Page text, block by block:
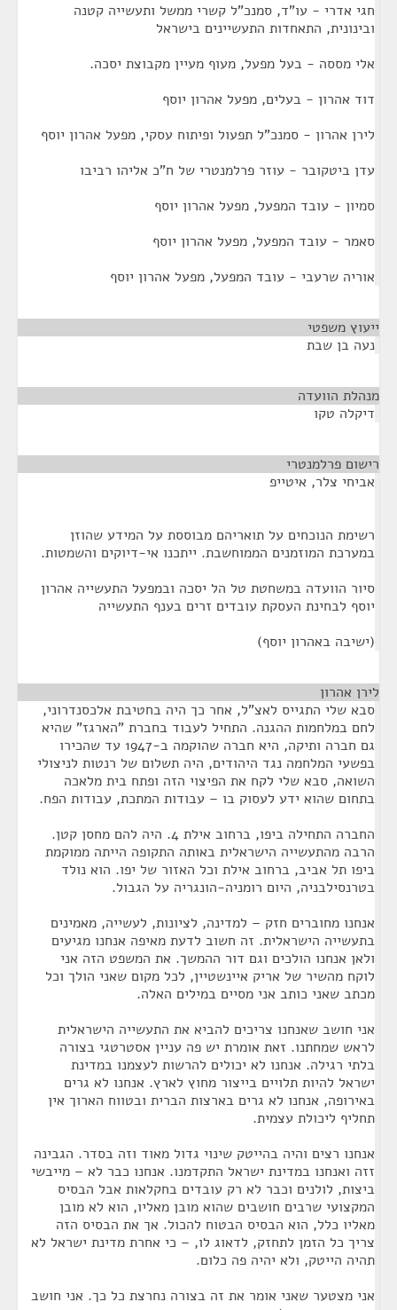
חגי אדרי - עו"ד, סמנכ"ל קשרי ממשל ותעשייה קטנה
ובינונית, התאחדות התעשיינים בישראל
אלי מססה - בעל מפעל, מעוף מעיין מקבוצת יסכה.
דוד אהרון - בעלים, מפעל אהרון יוסף
לירן אהרון - סמנכ"ל תפעול ופיתוח עסקי, מפעל אהרון יוסף
עדן ביטקובר - עוזר פרלמנטרי של ח"כ אליהו רביבו
סמיון - עובד המפעל, מפעל אהרון יוסף
סאמר - עובד המפעל, מפעל אהרון יוסף
אוריה שרעבי - עובד המפעל, מפעל אהרון יוסף
ייעוץ משפטי
נעה בן שבת
מנהלת הוועדה
דיקלה טקו
רישום פרלמנטרי
אביחי צלר, איטייפ
רשימת הנוכחים על תואריהם מבוססת על המידע שהוזן
במערכת המוזמנים הממוחשבת. ייתכנו אי-דיוקים והשמטות.
סיור הוועדה במשחטת טל הל יסכה ובמפעל התעשייה אהרון
יוסף לבחינת העסקת עובדים זרים בענף התעשייה
(ישיבה באהרון יוסף)
לירן אהרון
סבא שלי התגייס לאצ"ל, אחר כך היה בחטיבת אלכסנדרוני,
לחם במלחמות ההגנה. התחיל לעבוד בחברת "הארגז" שהיא
גם חברה ותיקה, היא חברה שהוקמה ב-1947 עד שהכירו
בפשעי המלחמה נגד היהודים, היה תשלום של רנטות לניצולי
השואה, סבא שלי לקח את הפיצוי הזה ופתח בית מלאכה
בתחום שהוא ידע לעסוק בו – עבודות המתכת, עבודות הפח.
החברה התחילה ביפו, ברחוב אילת 4. היה להם מחסן קטן.
הרבה מהתעשייה הישראלית באותה התקופה הייתה ממוקמת
ביפו תל אביב, ברחוב אילת וכל האזור של יפו. הוא נולד
בטרנסילבניה, היום רומניה-הונגריה על הגבול.
אנחנו מחוברים חזק – למדינה, לציונות, לעשייה, מאמינים
בתעשייה הישראלית. זה חשוב לדעת מאיפה אנחנו מגיעים
ולאן אנחנו הולכים וגם דור ההמשך. את המשפט הזה אני
לוקח מהשיר של אריק איינשטיין, לכל מקום שאני הולך וכל
מכתב שאני כותב אני מסיים במילים האלה.
אני חושב שאנחנו צריכים להביא את התעשייה הישראלית
לראש שמחתנו. זאת אומרת יש פה עניין אסטרטגי בצורה
בלתי רגילה. אנחנו לא יכולים להרשות לעצמנו במדינת
ישראל להיות תלויים בייצור מחוץ לארץ. אנחנו לא גרים
באירופה, אנחנו לא גרים בארצות הברית ובטווח הארוך אין
תחליף ליכולת עצמית.
אנחנו רצים והיה בהייטק שינוי גדול מאוד וזה בסדר. הגבינה
זזה ואנחנו במדינת ישראל התקדמנו. אנחנו כבר לא – מייבשי
ביצות, לולנים וכבר לא רק עובדים בחקלאות אבל הבסיס
המקצועי שרבים חושבים שהוא מובן מאליו, הוא לא מובן
מאליו כלל, הוא הבסיס הבטוח להכול. אך את הבסיס הזה
צריך כל הזמן לתחזק, לדאוג לו, – כי אחרת מדינת ישראל לא
תהיה הייטק, ולא יהיה פה כלום.
אני מצטער שאני אומר את זה בצורה נחרצת כל כך. אני חושב